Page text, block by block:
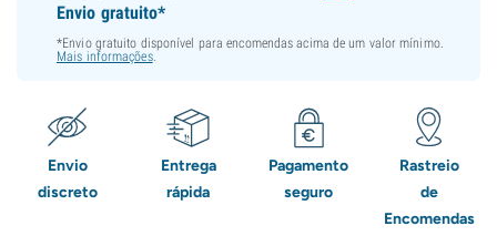
Envio gratuito*
*Envio gratuito disponível para encomendas acima de um valor mínimo.
Mais informações.
Envio
discreto
Entrega
rápida
Pagamento
seguro
Rastreio
de
Encomendas